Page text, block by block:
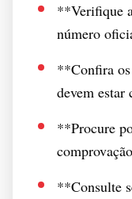
**Verifique
número
**Confira os
devem estar
**Procure
**Consulte